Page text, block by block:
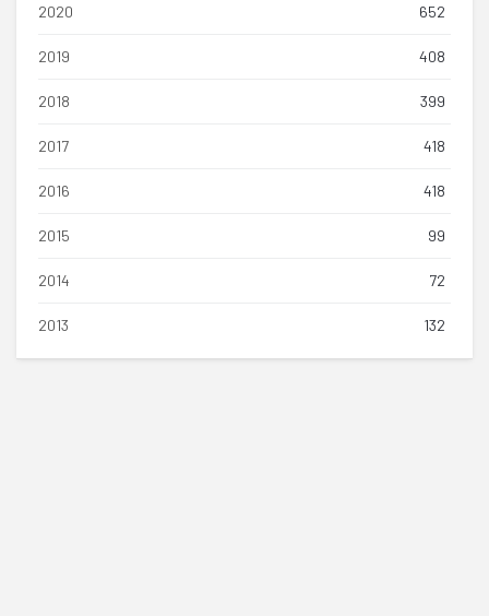
2020 652
2019 408
2018 399
2017 418
2016 418
2015 99
2014 72
2013 132